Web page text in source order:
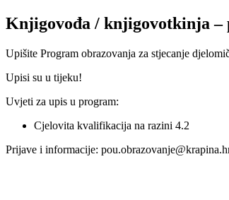
Knjigovođa / knjigovotkinja –
Upišite Program obrazovanja za stjecanje
Upisi su u tijeku!
Uvjeti za upis u program:
Cjelovita kvalifikacija na razini 4.2
Prijave i informacije: